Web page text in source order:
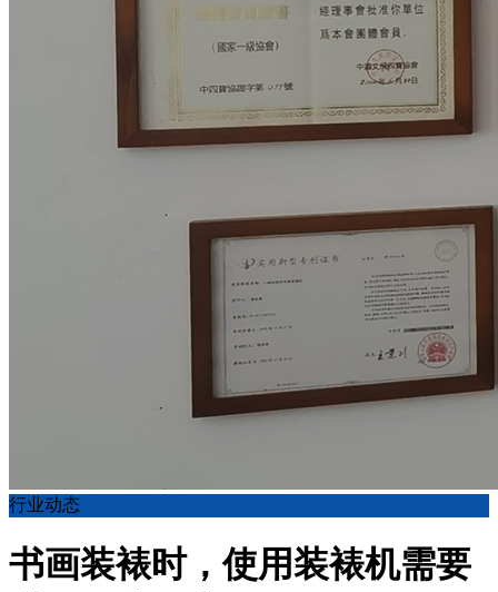
行业动态
书画装裱时，使用装裱机需要